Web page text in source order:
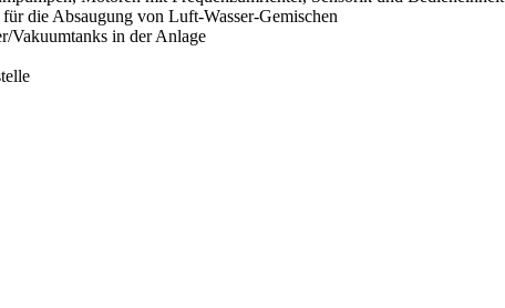
die Absaugung von Luft-Wasser-Gemischen
Vakuumtanks in der Anlage